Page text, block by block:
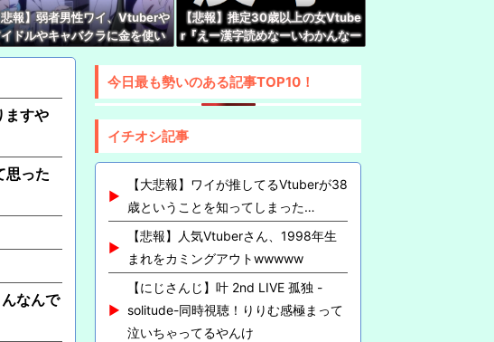
気Vtuberさん、1998年生まれをカミングアウトwwwww
出始めてからもう10年近く経つのに未だに認めてない奴
を嫌う』ハッタショよな
報】弱者男性ワイ、Vtuberや
ドルやキャバクラに金を使い
る奴が理解できない…
【悲報】推定30歳以上の女Vtube
r『えー漢字読めなーいわかんなー
ますや
思った
なんで
今日最も勢いのある記事TOP10！
イチオシ記事
【大悲報】ワイが推してるVtuberが38
歳ということを知ってしまった…
【悲報】人気Vtuberさん、1998年生
まれをカミングアウトwwwww
【にじさんじ】叶 2nd LIVE 孤独 -
solitude-同時視聴！りりむ感極まって
泣いちゃってるやんけ